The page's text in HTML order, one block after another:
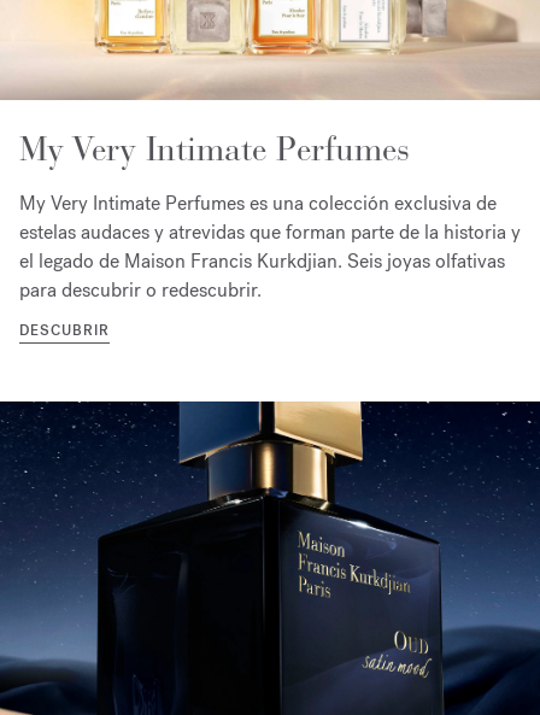
My Very Intimate Perfumes
My Very Intimate Perfumes es una colección exclusiva de
estelas audaces y atrevidas que forman parte de la historia y
el legado de Maison Francis Kurkdjian. Seis joyas olfativas
para descubrir o redescubrir.
DESCUBRIR